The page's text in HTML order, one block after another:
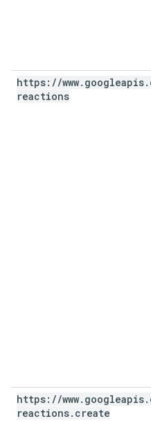
https: //www. googleapis.
reactions
https: //www. googleapis.
reactions. create